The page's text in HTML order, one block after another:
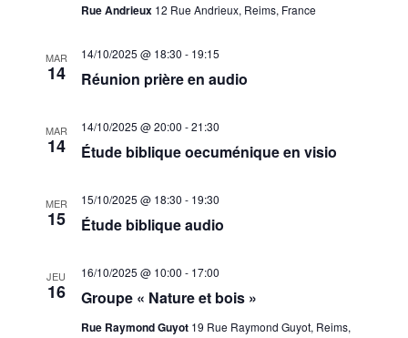
Rue Andrieux 12 Rue Andrieux, Reims, France
MAR
14 Réunion prière en audio
14/10/2025 @ 18:30 - 19:15
MAR
14 Étude biblique oecuménique en visio
14/10/2025 @ 20:00 -21:30
MER
15 Étude biblique audio
15/10/2025 @ 18:30 - 19:30
JEU
16 Groupe « Nature et bois »
16/10/2025 @ 10:00 - 17:00
Rue Raymond Guyot 19 Rue Raymond Guyot, Reims,